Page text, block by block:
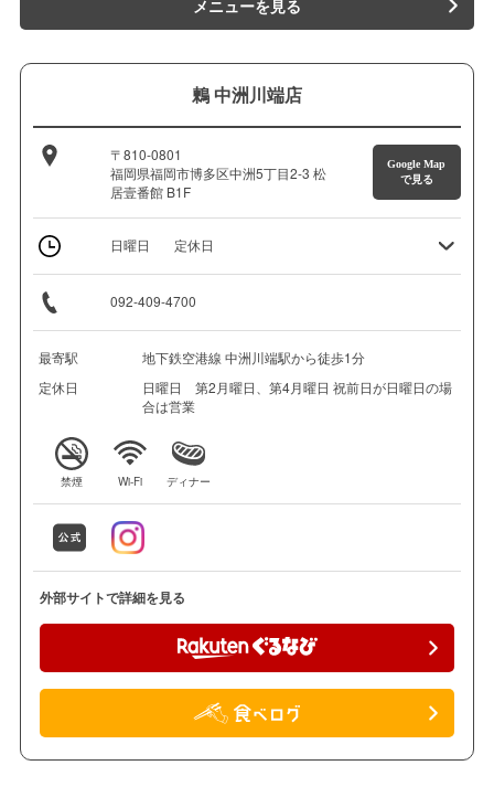
メニューを見る
鶫 中洲川端店
〒810-0801
福岡県福岡市博多区中洲5丁目2-3 松
居壹番館 B1F
Google Map
で見る
日曜日 定休日
092-409-4700
最寄駅
地下鉄空港線 中洲川端駅から徒歩1分
定休日
日曜日 第2月曜日、第4月曜日 祝前日が日曜日の場
合は営業
禁煙 Wi-Fi ディナー
外部サイトで詳細を見る